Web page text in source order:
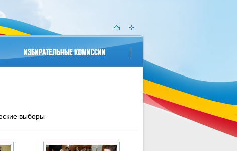
ИЗБИРАТЕЛЬНЫЕ КОМИССИИ
выборы